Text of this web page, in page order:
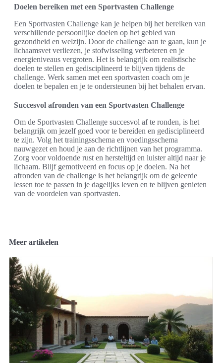
Doelen bereiken met een Sportvasten Challenge
Een Sportvasten Challenge kan je helpen bij het bereiken van
verschillende persoonlijke doelen op het gebied van
gezondheid en welzijn. Door de challenge aan te gaan, kun je
lichaamsvet verliezen, je stofwisseling verbeteren en je
energieniveaus vergroten. Het is belangrijk om realistische
doelen te stellen en gedisciplineerd te blijven tijdens de
challenge. Werk samen met een sportvasten coach om je
doelen te bepalen en je te ondersteunen bij het behalen ervan.
Succesvol afronden van een Sportvasten Challenge
Om de Sportvasten Challenge succesvol af te ronden, is het
belangrijk om jezelf goed voor te bereiden en gedisciplineerd
te zijn. Volg het trainingsschema en voedingsschema
nauwgezet en houd je aan de richtlijnen van het programma.
Zorg voor voldoende rust en hersteltijd en luister altijd naar je
lichaam. Blijf gemotiveerd en focus op je doelen. Na het
afronden van de challenge is het belangrijk om de geleerde
lessen toe te passen in je dagelijks leven en te blijven genieten
van de voordelen van sportvasten.
Meer artikelen